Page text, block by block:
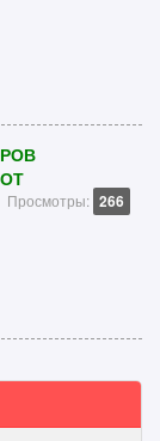
Просмотры: 266